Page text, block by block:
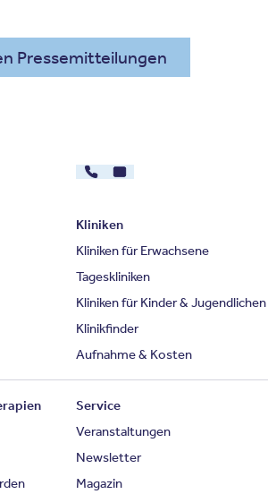
Pressemitteilungen
030 - 26478607
Kontakt
Kliniken
Kliniken für Erwachsene
Tageskliniken
Kliniken für Kinder & Jugendlichen
Klinikfinder
Aufnahme & Kosten
Service
Veranstaltungen
Newsletter
Magazin